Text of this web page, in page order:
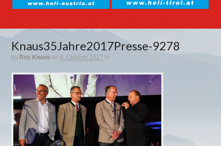
Knaus35Jahre2017Presse-9278
by Roy Knaus on 6. Oktober 2017 in